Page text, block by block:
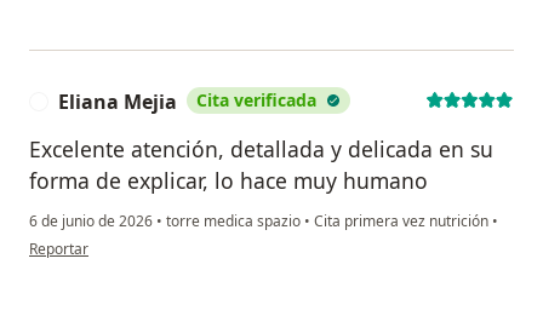
Eliana Mejia Cita verificada
Excelente atención, detallada y delicada en su
forma de explicar, lo hace muy humano
6 de junio de 2026 • torre medica spazio • Cita primera vez nutrición •
en opinión del usuario Eliana Mejia
Reportar